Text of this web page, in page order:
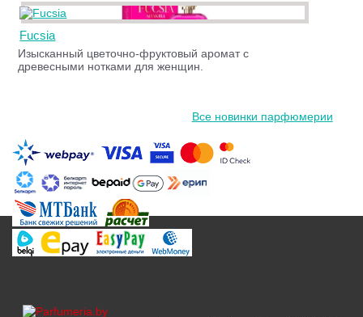
Fucsia
Изысканный цветочно-фруктовый аромат с
древесными нотками для женщин.
Все новинки парфюмерии